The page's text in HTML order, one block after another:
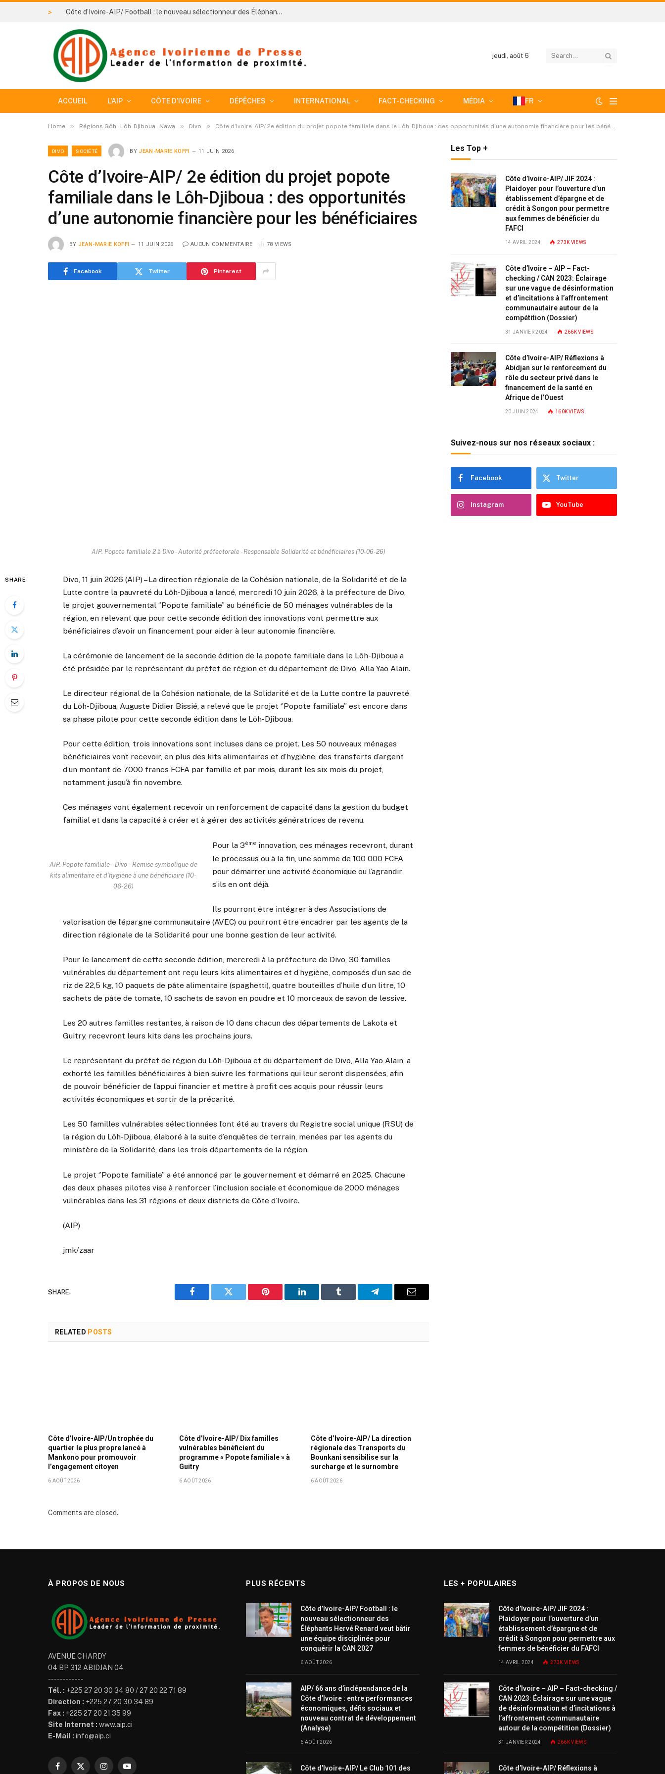
> Côte d’Ivoire-AIP/ Football : le nouveau sélectionneur des Éléphants Hervé Renard veut bâtir une équipe disciplinée pour conquérir la CAN 2027
jeudi, août 6
ACCUEIL L’AIP CÔTE D’IVOIRE DÉPÊCHES INTERNATIONAL FACT-CHECKING MÉDIA FR
Home » Régions Gôh - Lôh-Djiboua - Nawa » Divo » Côte d’Ivoire-AIP/ 2e édition du projet popote familiale dans le Lôh-Djiboua : des opportunités d’une autonomie financière pour les bénéficiaires
DIVO SOCIÉTÉ BY JEAN-MARIE KOFFI 11 JUIN 2026
Côte d’Ivoire-AIP/ 2e édition du projet popote
familiale dans le Lôh-Djiboua : des opportunités
d’une autonomie financière pour les bénéficiaires
BY JEAN-MARIE KOFFI 11 JUIN 2026 AUCUN COMMENTAIRE 78 VIEWS
Facebook Twitter Pinterest
AIP. Popote familiale 2 à Divo - Autorité préfectorale - Responsable Solidarité et bénéficiaires (10-06-26)
SHARE
Divo, 11 juin 2026 (AIP) – La direction régionale de la Cohésion nationale, de la Solidarité et de la
Lutte contre la pauvreté du Lôh-Djiboua a lancé, mercredi 10 juin 2026, à la préfecture de Divo,
le projet gouvernemental ‘’Popote familiale’’ au bénéficie de 50 ménages vulnérables de la
région, en relevant que pour cette seconde édition des innovations vont permettre aux
bénéficiaires d’avoir un financement pour aider à leur autonomie financière.
La cérémonie de lancement de la seconde édition de la popote familiale dans le Lôh-Djiboua a
été présidée par le représentant du préfet de région et du département de Divo, Alla Yao Alain.
Le directeur régional de la Cohésion nationale, de la Solidarité et de la Lutte contre la pauvreté
du Lôh-Djiboua, Auguste Didier Bissié, a relevé que le projet ‘’Popote familiale’’ est encore dans
sa phase pilote pour cette seconde édition dans le Lôh-Djiboua.
Pour cette édition, trois innovations sont incluses dans ce projet. Les 50 nouveaux ménages
bénéficiaires vont recevoir, en plus des kits alimentaires et d’hygiène, des transferts d’argent
d’un montant de 7000 francs FCFA par famille et par mois, durant les six mois du projet,
notamment jusqu’à fin novembre.
Ces ménages vont également recevoir un renforcement de capacité dans la gestion du budget
familial et dans la capacité à créer et à gérer des activités génératrices de revenu.
AIP. Popote familiale – Divo – Remise symbolique de
kits alimentaire et d’hygiène à une bénéficiaire (10-
06-26)
Pour la 3ème innovation, ces ménages recevront, durant
le processus ou à la fin, une somme de 100 000 FCFA
pour démarrer une activité économique ou l’agrandir
s’ils en ont déjà.
Ils pourront être intégrer à des Associations de
valorisation de l’épargne communautaire (AVEC) ou pourront être encadrer par les agents de la
direction régionale de la Solidarité pour une bonne gestion de leur activité.
Pour le lancement de cette seconde édition, mercredi à la préfecture de Divo, 30 familles
vulnérables du département ont reçu leurs kits alimentaires et d’hygiène, composés d’un sac de
riz de 22,5 kg, 10 paquets de pâte alimentaire (spaghetti), quatre bouteilles d’huile d’un litre, 10
sachets de pâte de tomate, 10 sachets de savon en poudre et 10 morceaux de savon de lessive.
Les 20 autres familles restantes, à raison de 10 dans chacun des départements de Lakota et
Guitry, recevront leurs kits dans les prochains jours.
Le représentant du préfet de région du Lôh-Djiboua et du département de Divo, Alla Yao Alain, a
exhorté les familles bénéficiaires à bien suivre les formations qui leur seront dispensées, afin
de pouvoir bénéficier de l’appui financier et mettre à profit ces acquis pour réussir leurs
activités économiques et sortir de la précarité.
Les 50 familles vulnérables sélectionnées l’ont été au travers du Registre social unique (RSU) de
la région du Lôh-Djiboua, élaboré à la suite d’enquêtes de terrain, menées par les agents du
ministère de la Solidarité, dans les trois départements de la région.
Le projet ‘’Popote familiale’’ a été annoncé par le gouvernement et démarré en 2025. Chacune
des deux phases pilotes vise à renforcer l’inclusion sociale et économique de 2000 ménages
vulnérables dans les 31 régions et deux districts de Côte d’Ivoire.
(AIP)
jmk/zaar
SHARE.
Facebook Twitter Pinterest LinkedIn Tumblr Telegram Email
RELATED POSTS
Côte d’Ivoire-AIP/Un trophée du
quartier le plus propre lancé à
Mankono pour promouvoir
l’engagement citoyen
6 AOÛT 2026
Côte d’Ivoire-AIP/ Dix familles
vulnérables bénéficient du
programme « Popote familiale » à
Guitry
6 AOÛT 2026
Côte d’Ivoire-AIP/ La direction
régionale des Transports du
Bounkani sensibilise sur la
surcharge et le surnombre
6 AOÛT 2026
Comments are closed.
Les Top +
Côte d’Ivoire-AIP/ JIF 2024 :
Plaidoyer pour l’ouverture d’un
établissement d’épargne et de
crédit à Songon pour permettre
aux femmes de bénéficier du
FAFCI
14 AVRIL 2024 273K VIEWS
Côte d’Ivoire – AIP – Fact-
checking / CAN 2023: Éclairage
sur une vague de désinformation
et d’incitations à l’affrontement
communautaire autour de la
compétition (Dossier)
31 JANVIER 2024 266KVIEWS
Côte d’Ivoire-AIP/ Réflexions à
Abidjan sur le renforcement du
rôle du secteur privé dans le
financement de la santé en
Afrique de l’Ouest
20 JUIN 2024 160KVIEWS
Suivez-nous sur nos réseaux sociaux :
Facebook Twitter
Instagram YouTube
À PROPOS DE NOUS
AVENUE CHARDY
04 BP 312 ABIDJAN 04
------------
Tél. : +225 27 20 30 34 80 / 27 20 22 71 89
Direction : +225 27 20 30 34 89
Fax : +225 27 20 21 35 99
Site Internet : www.aip.ci
E-Mail : info@aip.ci
Facebook
X InstagramYouTube
PLUS RÉCENTS
Côte d’Ivoire-AIP/ Football : le
nouveau sélectionneur des
Éléphants Hervé Renard veut bâtir
une équipe disciplinée pour
conquérir la CAN 2027
6 AOÛT 2026
AIP/ 66 ans d’indépendance de la
Côte d’Ivoire : entre performances
économiques, défis sociaux et
nouveau contrat de développement
(Analyse)
6 AOÛT 2026
Côte d’Ivoire-AIP/ Le Club 101 des
LES + POPULAIRES
Côte d’Ivoire-AIP/ JIF 2024 :
Plaidoyer pour l’ouverture d’un
établissement d’épargne et de
crédit à Songon pour permettre aux
femmes de bénéficier du FAFCI
14 AVRIL 2024 273KVIEWS
Côte d’Ivoire – AIP – Fact-checking /
CAN 2023: Éclairage sur une vague
de désinformation et d’incitations à
l’affrontement communautaire
autour de la compétition (Dossier)
31 JANVIER 2024 266KVIEWS
Côte d’Ivoire-AIP/ Réflexions à